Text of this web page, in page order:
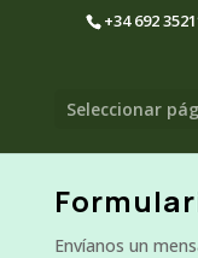
+34 692
Seleccionar
Envíanos un